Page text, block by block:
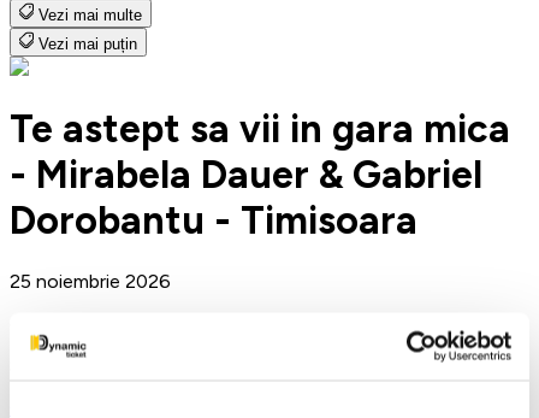
Vezi mai multe
Vezi mai puțin
Te astept sa vii in gara mica
- Mirabela Dauer & Gabriel
Dorobantu - Timisoara
25 noiembrie 2026
Sala Capitol - Timisoara, Timisoara